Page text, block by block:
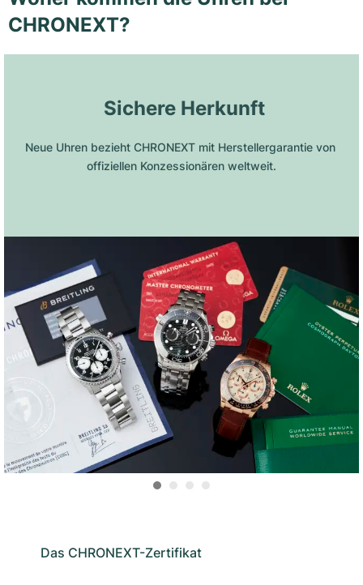
CHRONEXT?
Sichere Herkunft
Neue Uhren bezieht CHRONEXT mit Herstellergarantie von
offiziellen Konzessionären weltweit.
Das CHRONEXT-Zertifikat